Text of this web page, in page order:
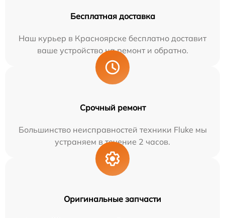
Бесплатная доставка
Наш курьер в Красноярске бесплатно доставит
ваше устройство на ремонт и обратно.
Срочный ремонт
Большинство неисправностей техники Fluke мы
устраняем в течение 2 часов.
Оригинальные запчасти